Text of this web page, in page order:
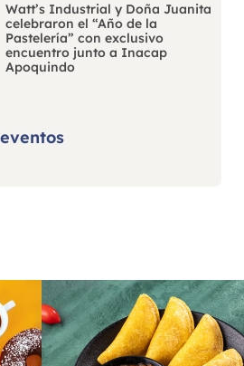
Watt’s Industrial y Doña Juanita
celebraron el “Año de la
Pastelería” con exclusivo
encuentro junto a Inacap
Apoquindo